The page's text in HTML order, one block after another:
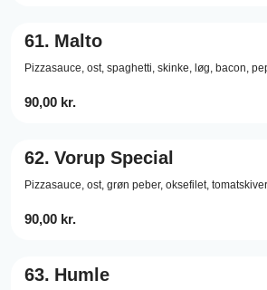
61. Malto
Pizzasauce, ost, spaghetti, skinke, løg, bacon,
90,00 kr.
62. Vorup Special
Pizzasauce, ost, grøn peber, oksefilet,
90,00 kr.
63. Humle